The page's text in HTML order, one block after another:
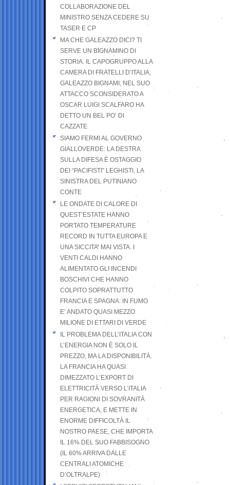
COLLABORAZIONE DEL
MINISTRO SENZA CEDERE SU
TASER E CP
MA CHE GALEAZZO DICI? TI
SERVE UN BIGNAMINO DI
STORIA. IL CAPOGRUPPO ALLA
CAMERA DI FRATELLI D’ITALIA,
GALEAZZO BIGNAMI, NEL SUO
ATTACCO SCONSIDERATO A
OSCAR LUIGI SCALFARO HA
DETTO UN BEL PO’ DI
CAZZATE
SIAMO FERMI AL GOVERNO
GIALLOVERDE: LA DESTRA
SULLA DIFESA È OSTAGGIO
DEI “PACIFISTI” LEGHISTI, LA
SINISTRA DEL PUTINIANO
CONTE
LE ONDATE DI CALORE DI
QUEST’ESTATE HANNO
PORTATO TEMPERATURE
RECORD IN TUTTA EUROPA E
UNA SICCITA’ MAI VISTA. I
VENTI CALDI HANNO
ALIMENTATO GLI INCENDI
BOSCHIVI CHE HANNO
COLPITO SOPRATTUTTO
FRANCIA E SPAGNA: IN FUMO
E’ ANDATO QUASI MEZZO
MILIONE DI ETTARI DI VERDE
IL PROBLEMA DELL’ITALIA CON
L’ENERGIA NON È SOLO IL
PREZZO, MA LA DISPONIBILITÀ.
LA FRANCIA HA QUASI
DIMEZZATO L’EXPORT DI
ELETTRICITÀ VERSO L’ITALIA
PER RAGIONI DI SOVRANITÀ
ENERGETICA, E METTE IN
ENORME DIFFICOLTÀ IL
NOSTRO PAESE, CHE IMPORTA
IL 16% DEL SUO FABBISOGNO
(IL 60% ARRIVA DALLE
CENTRALI ATOMICHE
D’OLTRALPE)